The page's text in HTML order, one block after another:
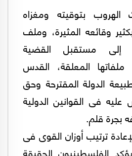
بتوقيته ومغزاه
وقائعه المثيرة، وملف
إلى مستقبل القضية
المعلقة، القدس
الدولة المقترحة وحق
فى القوانين الدولية
بجرة قلم.
ترتيب أوزان القوى فى
الفلسطينيون الحقيقة